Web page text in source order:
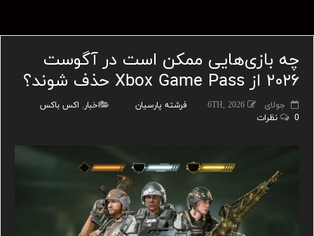
چه بازی‌هایی ممکن است در آگوست
۲۰۲۶ از Xbox Game Pass حذف شوند؟
جولای 6TH, 2026 فرشته پارسیان اخبار, اکس باکس
0 نظرات